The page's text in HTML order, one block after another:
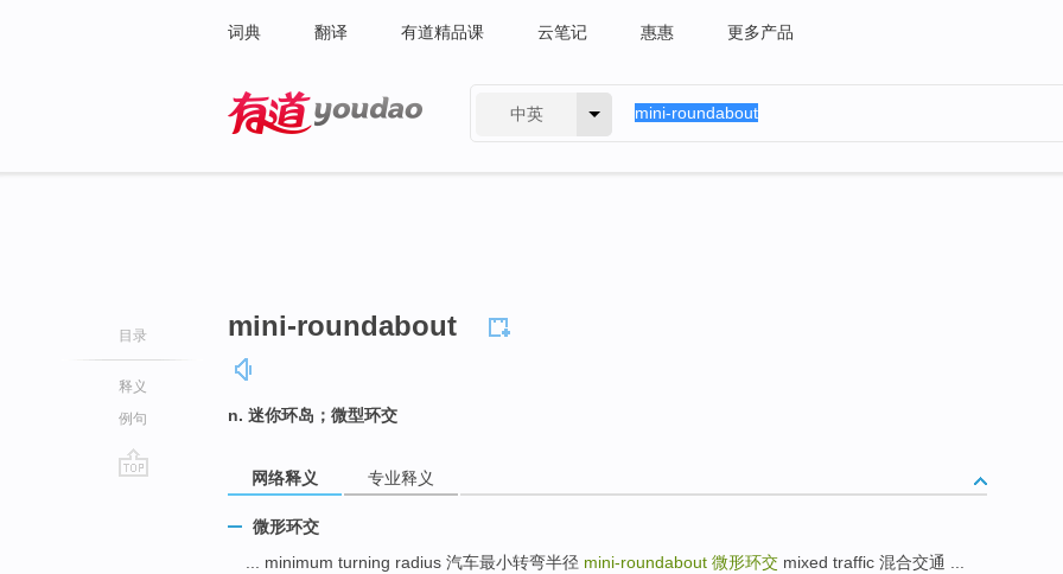
词典 翻译 有道精品课 云笔记 惠惠 更多产品
中英
目录
释义
例句
mini-roundabout
n. 迷你环岛；微型环交
网络释义 专业释义
微形环交
... minimum turning radius 汽车最小转弯半径 mini-roundabout 微形环交 mixed traffic 混合交通 ...